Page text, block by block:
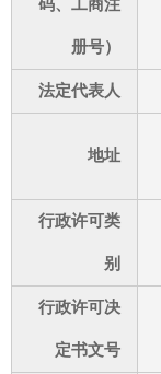
码、工商注
册号）
法定代表人
地址
行政许可类
别
行政许可决
定书文号